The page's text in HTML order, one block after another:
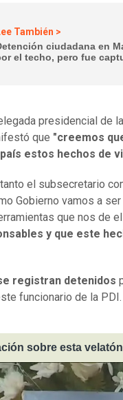
También >
ciudadana en
el techo, pero fue
presidencial de
que "creemos
estos hechos de
el subsecretario
Gobierno vamos a
que nos de
y que este
registran detenidos
funcionario de la PDI.
sobre esta